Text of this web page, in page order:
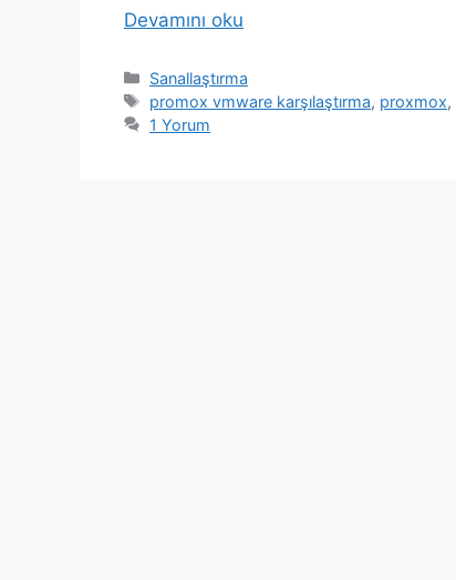
Devamını oku
Kategoriler
Sanallaştırma
Etiketler
promox vmware karşılaştırma, proxmox,
1 Yorum